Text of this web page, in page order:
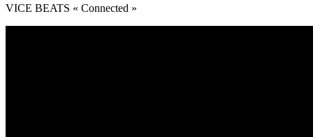
VICE BEATS « Connected »